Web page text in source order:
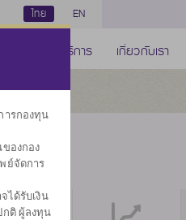
ไทย EN
ช่องทางบริการ เกี่ยวกับเรา
ารกองทุน
องกอง
ย์จัดการ
ได้รับเงิน
ติ ผู้ลงทุน